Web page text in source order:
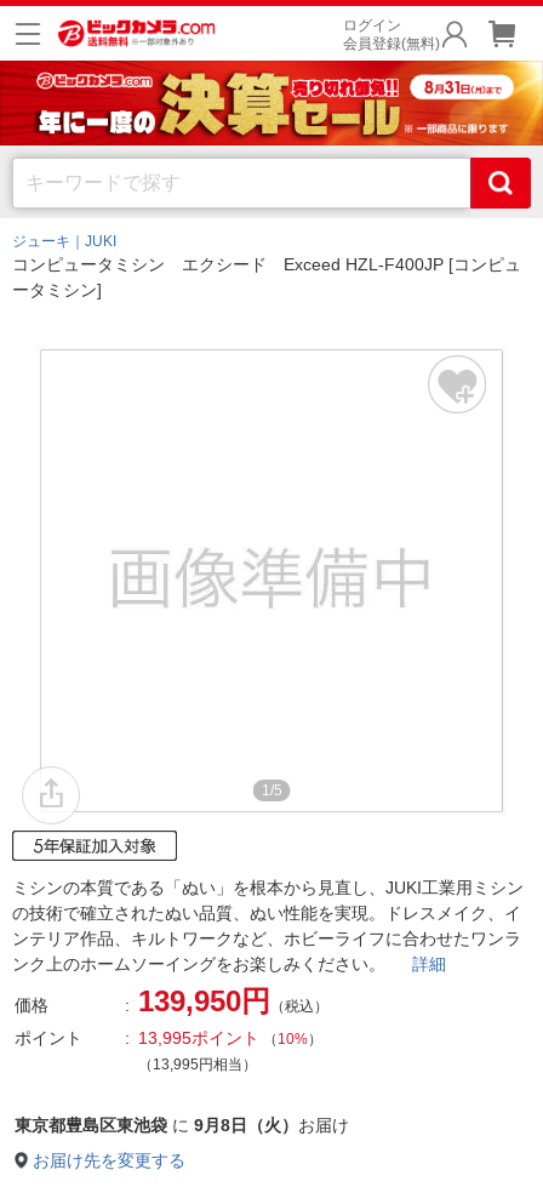
ログイン
会員登録(無料)
ジューキ｜JUKI
コンピュータミシン エクシード Exceed HZL-F400JP [コンピュ
ータミシン]
1/5
ミシンの本質である「ぬい」を根本から見直し、JUKI工業用ミシン
の技術で確立されたぬい品質、ぬい性能を実現。ドレスメイク、イ
ンテリア作品、キルトワークなど、ホビーライフに合わせたワンラ
ンク上のホームソーイングをお楽しみください。 詳細
価格 139,950円 （税込）
ポイント 13,995ポイント （ 10%）
（13,995円相当）
東京都豊島区東池袋 に 9月8日（火） お届け
お届け先を変更する